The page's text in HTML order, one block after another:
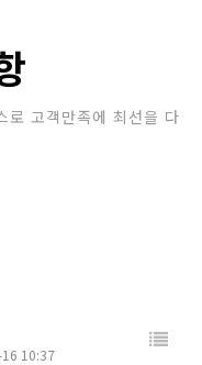
로 고객만족에 최선을 다
10:37